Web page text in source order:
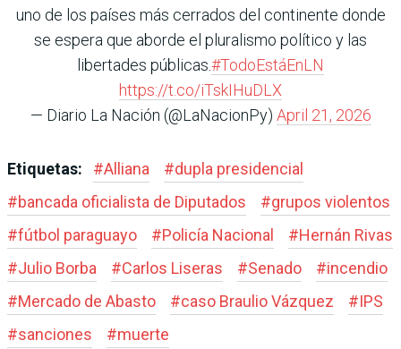
uno de los países más cerrados del continente donde
se espera que aborde el pluralismo político y las
libertades públicas.#TodoEstáEnLN
https://t.co/iTskIHuDLX
— Diario La Nación (@LaNacionPy) April 21, 2026
Etiquetas: #Alliana #dupla presidencial
#bancada oficialista de Diputados #grupos violentos
#fútbol paraguayo #Policía Nacional #Hernán Rivas
#Julio Borba #Carlos Liseras #Senado #incendio
#Mercado de Abasto #caso Braulio Vázquez #IPS
#sanciones #muerte